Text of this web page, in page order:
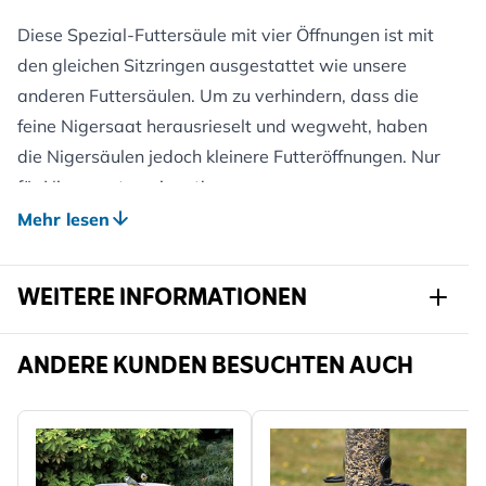
Diese Spezial-Futtersäule mit vier Öffnungen ist mit
den gleichen Sitzringen ausgestattet wie unsere
anderen Futtersäulen. Um zu verhindern, dass die
feine Nigersaat herausrieselt und wegweht, haben
die Nigersäulen jedoch kleinere Futteröffnungen. Nur
für Nigersaat geeignet!
Mehr lesen
WEITERE INFORMATIONEN
Artikelnr. 320300120
Breite 80 mm
ANDERE KUNDEN BESUCHTEN AUCH